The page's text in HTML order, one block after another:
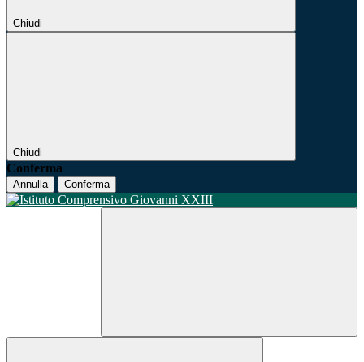
Chiudi
Chiudi
Conferma
Annulla Conferma